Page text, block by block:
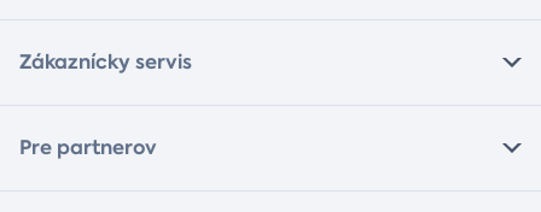
Zákaznícky servis
Pre partnerov